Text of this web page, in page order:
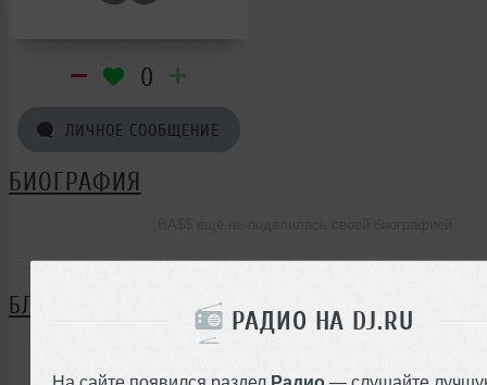
РАДИО НА DJ.RU
На сайте появился раздел Радио — слушайте
0
ЛИЧНОЕ СООБЩЕНИЕ
БИОГРАФИЯ
БЛОГ